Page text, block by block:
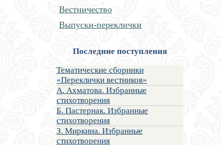
Вестничество
Выпуски-переклички
Последние поступления
Тематические сборники
«Переклички вестников»
А. Ахматова. Избранные
стихотворения
Б. Пастернак. Избранные
стихотворения
З. Миркина. Избранные
стихотворения